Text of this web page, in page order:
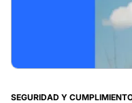
SEGURIDAD Y